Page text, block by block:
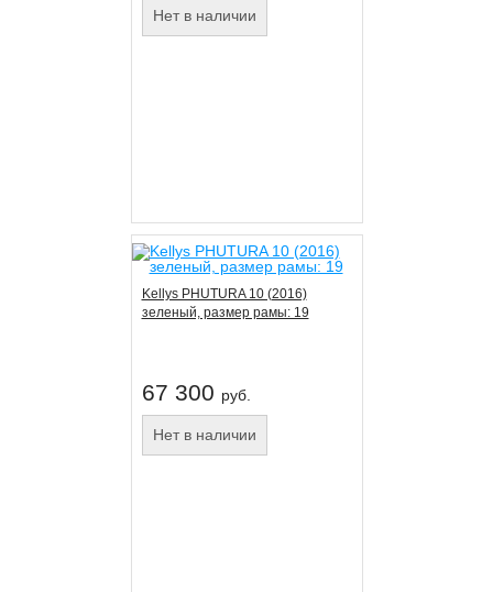
Нет в наличии
Kellys PHUTURA 10 (2016)
зеленый, размер рамы: 19
67 300 руб.
Нет в наличии